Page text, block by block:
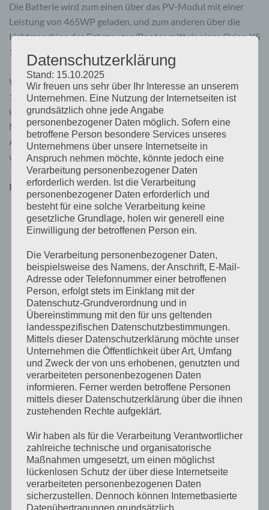
Die Batterie wird zum einen über das PV-Modul mit einer
Leistung von 465WP geladen, und zum anderen über die
Lichtmaschine des Fahrzeuges/Bootes mittels eines Orion XS
12/12-50A DC/DC Ladeboosters.
Weiterhin verfügt das Paket über einen 230V Multiplus
12/2000/50-32, an dem 230V Geräte betrieben werden
können. Der Landstrom (230V~) wird an AC-IN des
Multiplus angeschlossen, sodass auch auf den
Anliegeplätzen das Gesamtsystem mit Strom versorgt
werden kann.
Preisbasisbestehend aus:
1x 465 WP PV-Modul
Dachduchführung doppelt weiss
8m Photovoltaik Kabel 6mm² schwarz
1x Orginal Stäubli MC4 Stecker Paar
1x Victron Smart Solar MPPT 100/30 Regler
1x Victron Multiplus 12/2000/50-32
1x Orion XS 12/12-50A Ladebooster
1x Lithium SuperPack 12,8V/200Ah NG
1x Busbar 250A 6P + Cover
1x Fuse holder 6-way for MEGA fuse
Sicherungen MEGA 2x60A, 2x250A, 1x80A
1x Midi Sicherungshalter + 70A Sicherung
Batteriekabel H07v-k 50mm², 16mm², 10mm²
Passende Kabelschuhe
Datenschutzerklärung
Stand: 15.10.2025
Wir freuen uns sehr über Ihr Interesse an unserem
Unternehmen. Eine Nutzung der Internetseiten ist
grundsätzlich ohne jede Angabe
personenbezogener Daten möglich. Sofern eine
betroffene Person besondere Services unseres
Unternehmens über unsere Internetseite in
Anspruch nehmen möchte, könnte jedoch eine
Verarbeitung personenbezogener Daten
erforderlich werden. Ist die Verarbeitung
personenbezogener Daten erforderlich und
besteht für eine solche Verarbeitung keine
gesetzliche Grundlage, holen wir generell eine
Einwilligung der betroffenen Person ein.
Die Verarbeitung personenbezogener Daten,
beispielsweise des Namens, der Anschrift, E-Mail-
Adresse oder Telefonnummer einer betroffenen
Person, erfolgt stets im Einklang mit der
Datenschutz-Grundverordnung und in
Übereinstimmung mit den für uns geltenden
landesspezifischen Datenschutzbestimmungen.
Mittels dieser Datenschutzerklärung möchte unser
Unternehmen die Öffentlichkeit über Art, Umfang
und Zweck der von uns erhobenen, genutzten und
verarbeiteten personenbezogenen Daten
informieren. Ferner werden betroffene Personen
mittels dieser Datenschutzerklärung über die ihnen
zustehenden Rechte aufgeklärt.
Wir haben als für die Verarbeitung Verantwortlicher
zahlreiche technische und organisatorische
Maßnahmen umgesetzt, um einen möglichst
lückenlosen Schutz der über diese Internetseite
verarbeiteten personenbezogenen Daten
sicherzustellen. Dennoch können Internetbasierte
Datenübertragungen grundsätzlich